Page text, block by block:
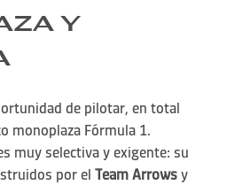
Y
de pilotar, en total
monoplaza Fórmula 1.
muy selectiva y exigente: su
por el Team Arrowsy